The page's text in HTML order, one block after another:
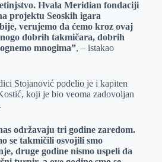
Hvala Meridian fondaciji
projektu Seoskih igara
verujemo da ćemo kroz ovaj
dobrih takmičara, dobrih
mnogima”, – istakao
Stojanović podelio je i kapiten
koji je bio veoma zadovoljan
održavaju tri godine zaredom.
se takmičili osvojili smo
druge godine nismo uspeli da